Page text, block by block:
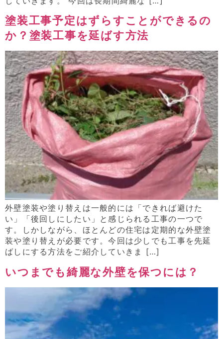
塗装工事予定はずらすことができるの
か？塗装工事を延ばす方法
外壁塗装や塗り替えは一般的には「できれば避けた
い」「後回しにしたい」と感じられる工事の一つで
す。しかしながら、ほとんどの住宅は定期的な外壁塗
装や塗り替えが必要です。今回は少しでも工事を先延
ばしにする方法をご紹介していきま […]
いつまでも綺麗な外壁を保つには？